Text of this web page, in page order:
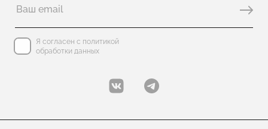
Я согласен с политикой
обработки данных